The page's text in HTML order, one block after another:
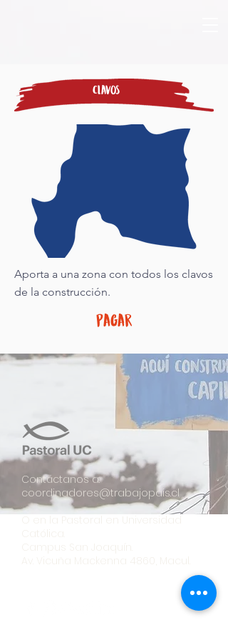
Clavos
Aporta a una zona con todos los clavos
de la construcción.
Pagar
Contáctanos a:
coordinadores@trabajopais.cl
O en la Pastoral en Universidad
Católica.
Campus San Joaquín.
Av. Vicuña Mackenna 4860, Macul.